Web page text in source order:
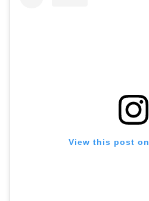
View this post